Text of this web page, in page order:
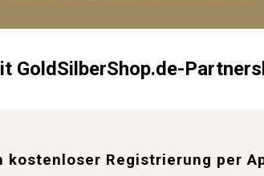
GoldSilberShop.de-
kostenloser Registrierung per